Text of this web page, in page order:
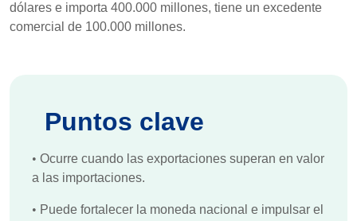
dólares e importa 400.000 millones, tiene un excedente
comercial de 100.000 millones.
Puntos clave
• Ocurre cuando las exportaciones superan en valor
a las importaciones.
• Puede fortalecer la moneda nacional e impulsar el